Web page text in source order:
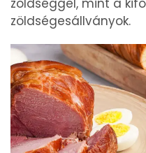
zöldségesállványok.